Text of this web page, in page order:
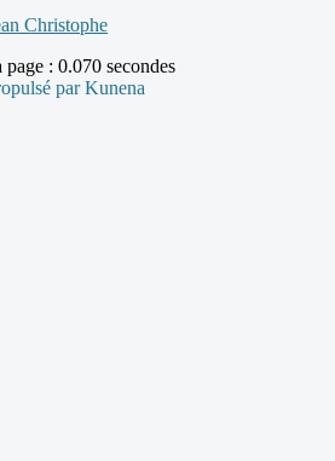
Christophe
: 0.070 secondes
parKunena